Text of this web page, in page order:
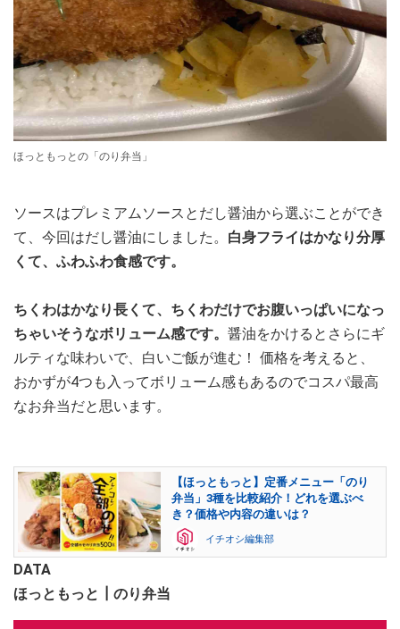
ほっともっとの「のり弁当」
ソースはプレミアムソースとだし醤油から選ぶことができ
て、今回はだし醤油にしました。 白身フライはかなり分厚
くて、ふわふわ食感です。
ちくわはかなり長くて、ちくわだけでお腹いっぱいになっ
ちゃいそうなボリューム感です。 醤油をかけるとさらにギ
ルティな味わいで、白いご飯が進む！ 価格を考えると、
おかずが4つも入ってボリューム感もあるのでコスパ最高
なお弁当だと思います。
【ほっともっと】定番メニュー「のり
弁当」3種を比較紹介！どれを選ぶべ
き？価格や内容の違いは？
イチオシ編集部
DATA
ほっともっと┃のり弁当